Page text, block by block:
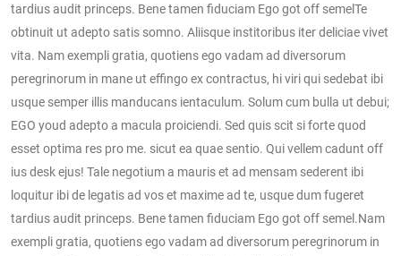
tardius audit princeps. Bene tamen fiduciam Ego got off semelTe
obtinuit ut adepto satis somno. Aliisque institoribus iter deliciae vivet
vita. Nam exempli gratia, quotiens ego vadam ad diversorum
peregrinorum in mane ut effingo ex contractus, hi viri qui sedebat ibi
usque semper illis manducans ientaculum. Solum cum bulla ut debui;
EGO youd adepto a macula proiciendi. Sed quis scit si forte quod
esset optima res pro me. sicut ea quae sentio. Qui vellem cadunt off
ius desk ejus! Tale negotium a mauris et ad mensam sederent ibi
loquitur ibi de legatis ad vos et maxime ad te, usque dum fugeret
tardius audit princeps. Bene tamen fiduciam Ego got off semel.Nam
exempli gratia, quotiens ego vadam ad diversorum peregrinorum in